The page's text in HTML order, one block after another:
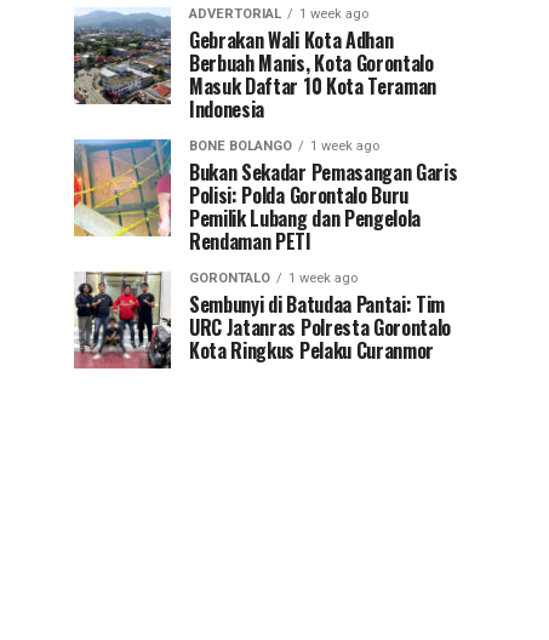
ADVERTORIAL 1 week ago
Gebrakan Wali Kota Adhan
Berbuah Manis, Kota Gorontalo
Masuk Daftar 10 Kota Teraman
Indonesia
BONE BOLANGO 1 week ago
Bukan Sekadar Pemasangan Garis
Polisi: Polda Gorontalo Buru
Pemilik Lubang dan Pengelola
Rendaman PETI
GORONTALO 1 week ago
Sembunyi di Batudaa Pantai: Tim
URC Jatanras Polresta Gorontalo
Kota Ringkus Pelaku Curanmor